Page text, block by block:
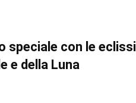
speciale con le eclissi
e della Luna